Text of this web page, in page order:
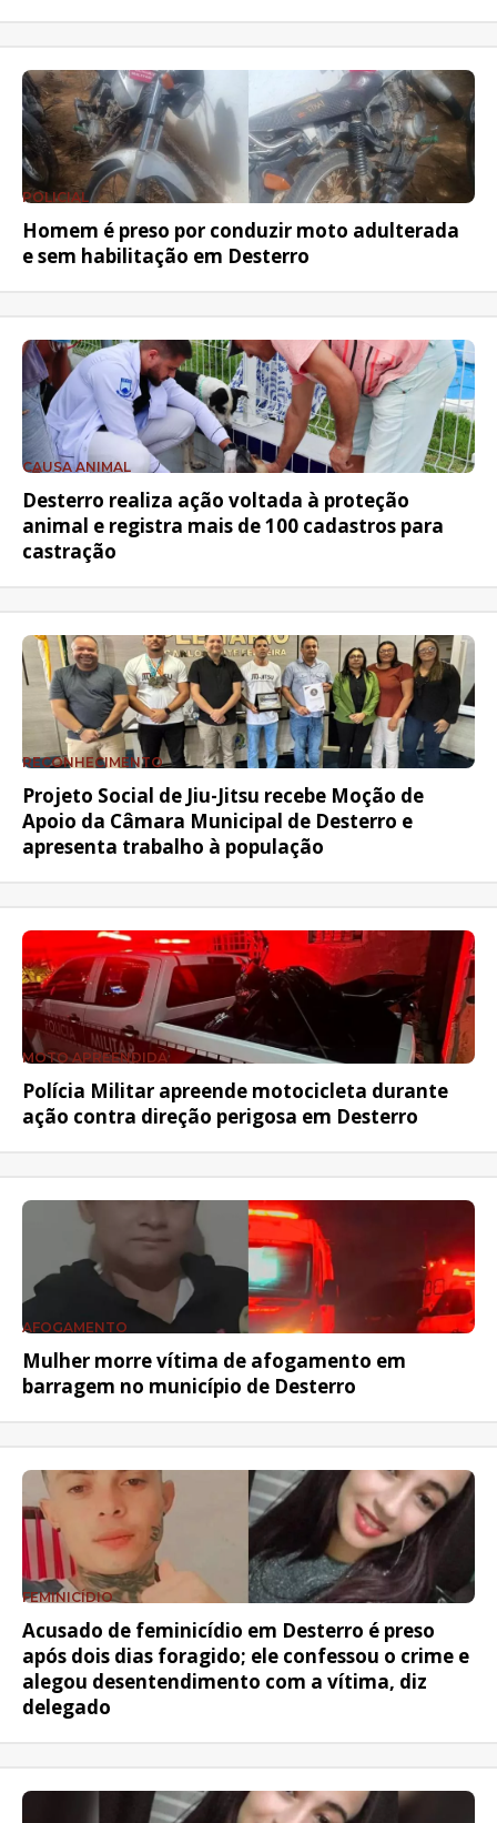
POLICIAL
Homem é preso por conduzir moto adulterada
e sem habilitação em Desterro
CAUSA ANIMAL
Desterro realiza ação voltada à proteção
animal e registra mais de 100 cadastros para
castração
RECONHECIMENTO
Projeto Social de Jiu-Jitsu recebe Moção de
Apoio da Câmara Municipal de Desterro e
apresenta trabalho à população
MOTO APREENDIDA
Polícia Militar apreende motocicleta durante
ação contra direção perigosa em Desterro
AFOGAMENTO
Mulher morre vítima de afogamento em
barragem no município de Desterro
FEMINICÍDIO
Acusado de feminicídio em Desterro é preso
após dois dias foragido; ele confessou o crime e
alegou desentendimento com a vítima, diz
delegado